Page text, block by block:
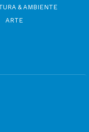
& AMBIENTE
ARTE